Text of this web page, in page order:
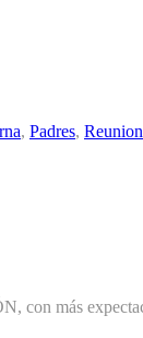
, Padres,
más